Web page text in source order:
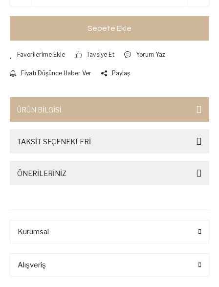
Sepete Ekle
Tavsiye Et Yorum Yaz
Fiyatı Düşünce Haber Ver Paylaş
ÜRÜN BİLGİSİ
TAKSİT SEÇENEKLERİ
ÖNERİLERİNİZ
Kurumsal
Alışveriş